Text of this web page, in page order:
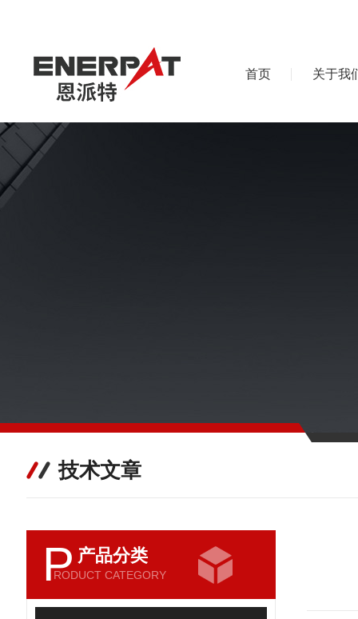
首页 关于我
技术文章
P 产品分类
RODUCT CATEGORY